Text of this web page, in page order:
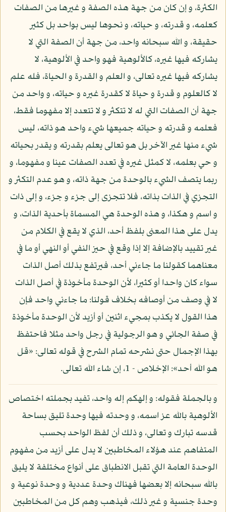
الكثرة، و إن كان من جهة هذه الصفة و غيرها من الصفات
كعلمه، و قدرته، و حياته، و نحوها ليس بواحد بل كثير
حقيقة، و الله سبحانه واحد، من جهة أن الصفة التي لا
يشاركه فيها غيره، كالألوهية فهو واحد في الألوهية، لا
يشاركه فيها غيره تعالى، و العلم و القدرة و الحياة، فله علم
لا كالعلوم و قدرة و حياة لا كقدرة غيره و حياته، و واحد من
جهة أن الصفات التي له لا تتكثر و لا تتعدد إلا مفهوما فقط،
فعلمه و قدرته و حياته جميعها شيء واحد هو ذاته، ليس
شيء منها غير الآخر بل هو تعالى يعلم بقدرته و يقدر بحياته
و حي بعلمه، لا كمثل غيره في تعدد الصفات عينا و مفهوما، و
ربما يتصف الشيء بالوحدة من جهة ذاته، و هو عدم التكثر و
التجزي في الذات بذاته، فلا تتجزى إلى جزء و جزء، و إلى ذات
و اسم و هكذا، و هذه الوحدة هي المسماة بأحدية الذات، و
يدل على هذا المعنى بلفظ أحد، الذي لا يقع في الكلام من
غير تقييد بالإضافة إلا إذا وقع في حيز النفي أو النهي أو ما في
معناهما كقولنا ما جاءني أحد، فيرتفع بذلك أصل الذات
سواء كان واحدا أو كثيرا، لأن الوحدة مأخوذة في أصل الذات
لا في وصف من أوصافه بخلاف قولنا: ما جاءني واحد فإن
هذا القول لا يكذب بمجيء اثنين أو أزيد لأن الوحدة مأخوذة
في صفة الجائي و هو الرجولية في رجل واحد مثلا فاحتفظ
بهذا الإجمال حتى نشرحه تمام الشرح في قوله تعالى: «قل
هو الله أحد»: الإخلاص - 1، إن شاء الله تعالى.
و بالجملة فقوله: و إلهكم إله واحد، تفيد بجملته اختصاص
الألوهية بالله عز اسمه، و وحدته فيها وحدة تليق بساحة
قدسه تبارك و تعالى، و ذلك أن لفظ الواحد بحسب
المتفاهم عند هؤلاء المخاطبين لا يدل على أزيد من مفهوم
الوحدة العامة التي تقبل الانطباق على أنواع مختلفة لا يليق
بالله سبحانه إلا بعضها فهناك وحدة عددية و وحدة نوعية و
وحدة جنسية و غير ذلك، فيذهب وهم كل من المخاطبين